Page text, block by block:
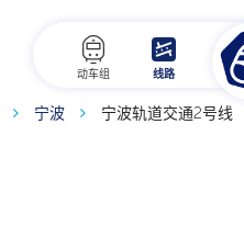
动车组 线路
宁波 宁波轨道交通2号线